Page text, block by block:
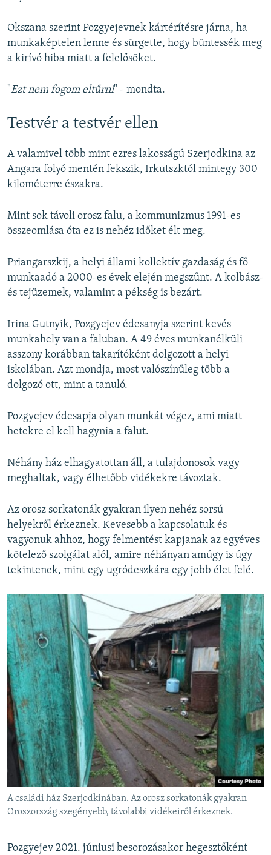
Okszana szerint Pozgyejevnek kártérítésre járna, ha
munkaképtelen lenne és sürgette, hogy büntessék meg
a kirívó hiba miatt a felelősöket.
"Ezt nem fogom eltűrni" - mondta.
Testvér a testvér ellen
A valamivel több mint ezres lakosságú Szerjodkina az
Angara folyó mentén fekszik, Irkutszktól mintegy 300
kilométerre északra.
Mint sok távoli orosz falu, a kommunizmus 1991-es
összeomlása óta ez is nehéz időket élt meg.
Priangarszkij, a helyi állami kollektív gazdaság és fő
munkaadó a 2000-es évek elején megszűnt. A kolbász-
és tejüzemek, valamint a pékség is bezárt.
Irina Gutnyik, Pozgyejev édesanyja szerint kevés
munkahely van a faluban. A 49 éves munkanélküli
asszony korábban takarítóként dolgozott a helyi
iskolában. Azt mondja, most valószínűleg több a
dolgozó ott, mint a tanuló.
Pozgyejev édesapja olyan munkát végez, ami miatt
hetekre el kell hagynia a falut.
Néhány ház elhagyatottan áll, a tulajdonosok vagy
meghaltak, vagy élhetőbb vidékekre távoztak.
Az orosz sorkatonák gyakran ilyen nehéz sorsú
helyekről érkeznek. Kevesebb a kapcsolatuk és
vagyonuk ahhoz, hogy felmentést kapjanak az egyéves
kötelező szolgálat alól, amire néhányan amúgy is úgy
tekintenek, mint egy ugródeszkára egy jobb élet felé.
A családi ház Szerjodkinában. Az orosz sorkatonák gyakran
Oroszország szegényebb, távolabbi vidékeiről érkeznek.
Pozgyejev 2021. júniusi besorozásakor hegesztőként